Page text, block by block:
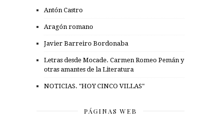
Antón Castro
Aragón romano
Javier Barreiro Bordonaba
Letras desde Mocade. Carmen Romeo Pemán y
otras amantes de la Literatura
NOTICIAS. "HOY CINCO VILLAS"
PÁGINAS WEB